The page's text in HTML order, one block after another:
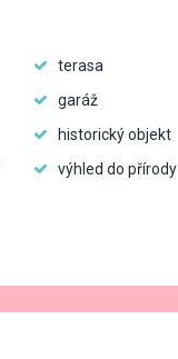
terasa
garáž
historický objekt
výhled do přírody